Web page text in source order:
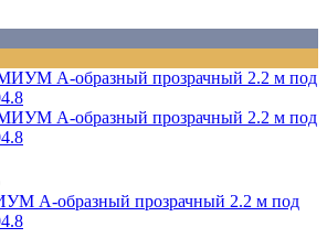
А-образный прозрачный 2.2 м под